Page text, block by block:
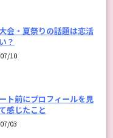
会・夏祭りの話題は恋活
？
10
ト前にプロフィールを見
感じたこと
03